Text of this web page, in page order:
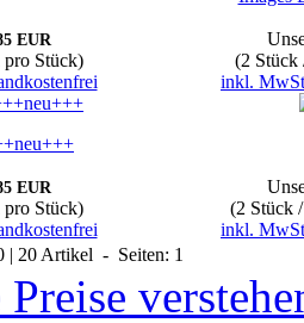
EUR
Stück)
(2 Stück
inkl.
EUR
Stück)
(2 Stück
inkl.
| 20 Artikel - Seiten: 1